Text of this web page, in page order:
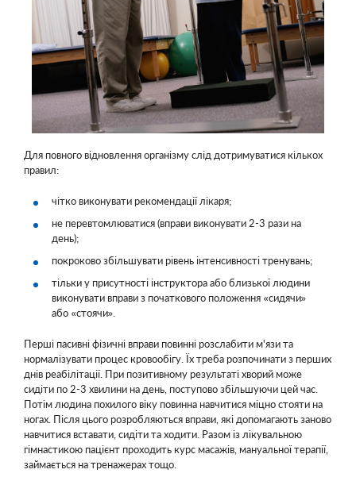
Для повного відновлення організму слід дотримуватися кількох
правил:
чітко виконувати рекомендації лікаря;
не перевтомлюватися (вправи виконувати 2-3 рази на
день);
покроково збільшувати рівень інтенсивності тренувань;
тільки у присутності інструктора або близької людини
виконувати вправи з початкового положення «сидячи»
або «стоячи».
Перші пасивні фізичні вправи повинні розслабити м'язи та
нормалізувати процес кровообігу. Їх треба розпочинати з перших
днів реабілітації. При позитивному результаті хворий може
сидіти по 2-3 хвилини на день, поступово збільшуючи цей час.
Потім людина похилого віку повинна навчитися міцно стояти на
ногах. Після цього розробляються вправи, які допомагають заново
навчитися вставати, сидіти та ходити. Разом із лікувальною
гімнастикою пацієнт проходить курс масажів, мануальної терапії,
займається на тренажерах тощо.